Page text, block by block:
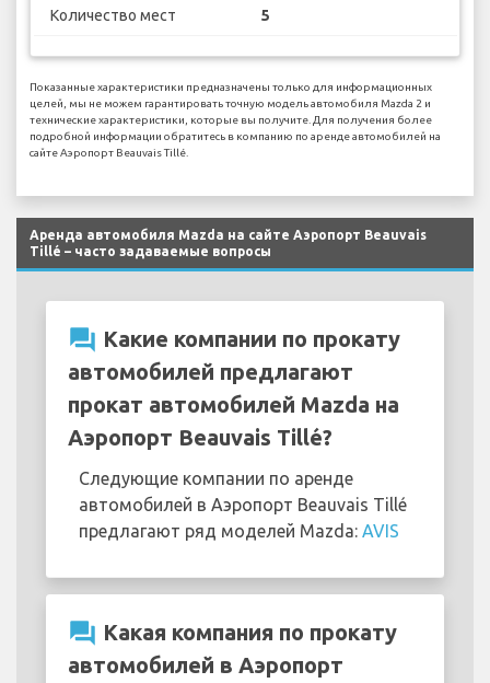
Количество мест 5
Показанные характеристики предназначены только для информационных
целей, мы не можем гарантировать точную модель автомобиля Mazda 2 и
технические характеристики, которые вы получите. Для получения более
подробной информации обратитесь в компанию по аренде автомобилей на
сайте Аэропорт Beauvais Tillé.
Аренда автомобиля Mazda на сайте Аэропорт Beauvais
Tillé – часто задаваемые вопросы
question_answer Какие компании по прокату
автомобилей предлагают
прокат автомобилей Mazda на
Аэропорт Beauvais Tillé?
Следующие компании по аренде
автомобилей в Аэропорт Beauvais Tillé
предлагают ряд моделей Mazda: AVIS
question_answer Какая компания по прокату
автомобилей в Аэропорт